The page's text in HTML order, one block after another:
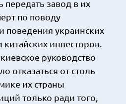
передать завод в их
по поводу
поведения украинских
инвесторов.
руководство
отказаться от столь
их страны
только ради того,